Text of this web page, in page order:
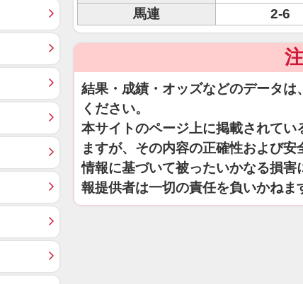
馬連
2-6
結果・成績・オッズなどのデータ
ください。
本サイトのページ上に掲載されてい
ますが、その内容の正確性および
情報に基づいて被ったいかなる損
報提供者は一切の責任を負いかねま